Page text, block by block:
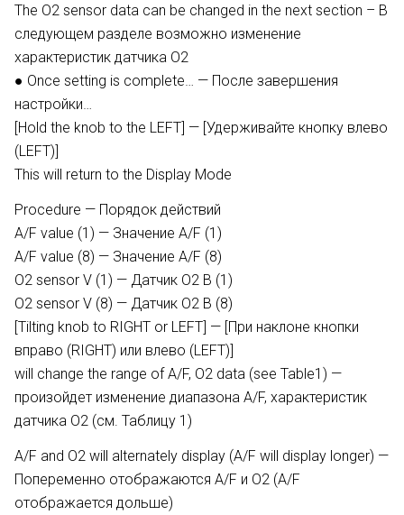
The O2 sensor data can be changed in the next section – В
следующем разделе возможно изменение
характеристик датчика O2
● Once setting is complete… — После завершения
настройки…
[Hold the knob to the LEFT] — [Удерживайте кнопку влево
(LEFT)]
This will return to the Display Mode
Procedure — Порядок действий
A/F value (1) — Значение A/F (1)
A/F value (8) — Значение A/F (8)
O2 sensor V (1) — Датчик O2 В (1)
O2 sensor V (8) — Датчик O2 В (8)
[Tilting knob to RIGHT or LEFT] — [При наклоне кнопки
вправо (RIGHT) или влево (LEFT)]
will change the range of A/F, O2 data (see Table1) —
произойдет изменение диапазона A/F, характеристик
датчика O2 (см. Таблицу 1)
A/F and O2 will alternately display (A/F will display longer) —
Попеременно отображаются A/F и O2 (A/F
отображается дольше)